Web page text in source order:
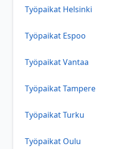
Työpaikat Helsinki
Työpaikat Espoo
Työpaikat Vantaa
Työpaikat Tampere
Työpaikat Turku
Työpaikat Oulu